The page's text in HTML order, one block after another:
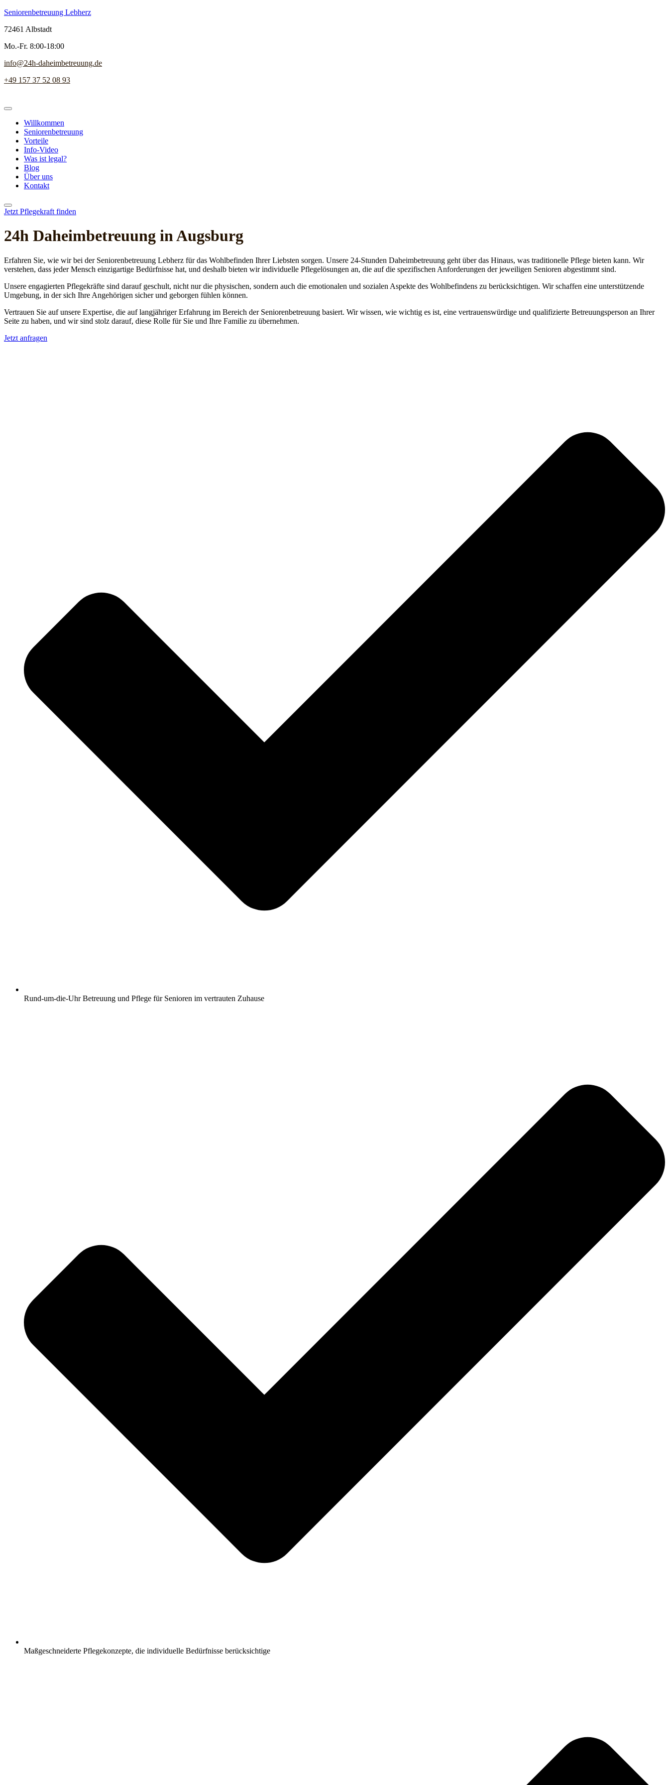
Seniorenbetreuung Lebherz
72461 Albstadt
Mo.-Fr. 8:00-18:00
info@24h-daheimbetreuung.de
+49 157 37 52 08 93
Willkommen
Seniorenbetreuung
Vorteile
Info-Video
Was ist legal?
Blog
Über uns
Kontakt
Jetzt Pflegekraft finden
24h Daheim­betreuung in Augsburg
Erfahren Sie, wie wir bei der Seniorenbetreuung Lebherz für das Wohlbefinden Ihrer Liebsten sorgen. Unsere 24-Stunden Daheimbetreuung geht über das Hinaus, was traditionelle Pflege bieten kann. Wir
verstehen, dass jeder Mensch einzigartige Bedürfnisse hat, und deshalb bieten wir individuelle Pflegelösungen an, die auf die spezifischen Anforderungen der jeweiligen Senioren abgestimmt sind.
Unsere engagierten Pflegekräfte sind darauf geschult, nicht nur die physischen, sondern auch die emotionalen und sozialen Aspekte des Wohlbefindens zu berücksichtigen. Wir schaffen eine unterstützende
Umgebung, in der sich Ihre Angehörigen sicher und geborgen fühlen können.
Vertrauen Sie auf unsere Expertise, die auf langjähriger Erfahrung im Bereich der Seniorenbetreuung basiert. Wir wissen, wie wichtig es ist, eine vertrauenswürdige und qualifizierte Betreuungsperson an Ihrer
Seite zu haben, und wir sind stolz darauf, diese Rolle für Sie und Ihre Familie zu übernehmen.
Jetzt anfragen
Rund-um-die-Uhr Betreuung und Pflege für Senioren im vertrauten Zuhause
Maßgeschneiderte Pflegekonzepte, die individuelle Bedürfnisse berücksichtige